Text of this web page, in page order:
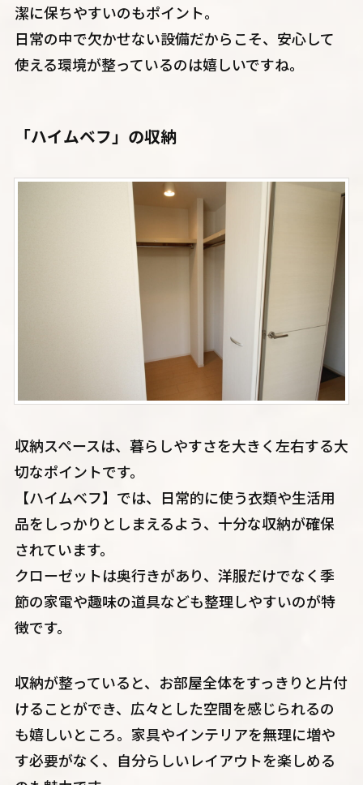
潔に保ちやすいのもポイント。
日常の中で欠かせない設備だからこそ、安心して
使える環境が整っているのは嬉しいですね。
「ハイムベフ」の収納
収納スペースは、暮らしやすさを大きく左右する大
切なポイントです。
【ハイムベフ】では、日常的に使う衣類や生活用
品をしっかりとしまえるよう、十分な収納が確保
されています。
クローゼットは奥行きがあり、洋服だけでなく季
節の家電や趣味の道具なども整理しやすいのが特
徴です。
収納が整っていると、お部屋全体をすっきりと片付
けることができ、広々とした空間を感じられるの
も嬉しいところ。家具やインテリアを無理に増や
す必要がなく、自分らしいレイアウトを楽しめる